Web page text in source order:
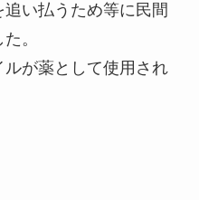
い払うため等に民間
。
が薬として使用され